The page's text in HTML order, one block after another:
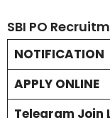
SBI PO
NOTIFICATION
APPLY ONLINE
Telegram Join